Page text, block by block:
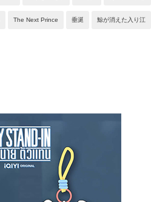
The Next Prince 垂涎 鯨が消えた入り江